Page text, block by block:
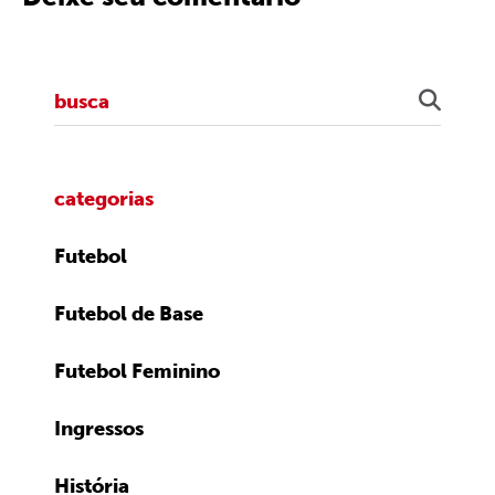
categorias
Futebol
Futebol de Base
Futebol Feminino
Ingressos
História